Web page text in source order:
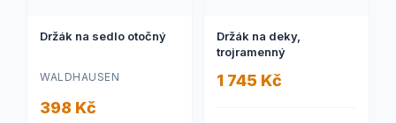
Držák na sedlo otočný
WALDHAUSEN
398 Kč
Držák na deky,
trojramenný
1 745 Kč